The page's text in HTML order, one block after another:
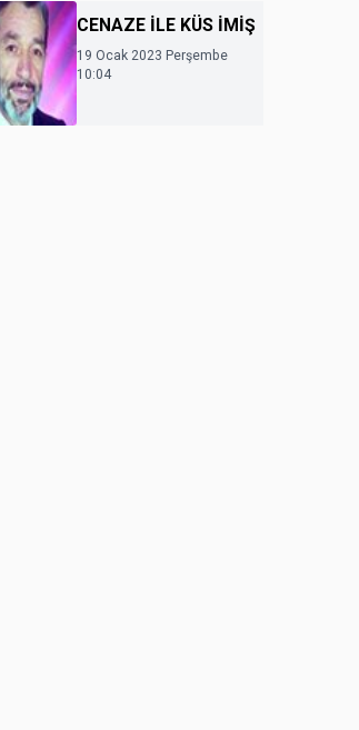
CENAZE İLE KÜS İMİŞ
19 Ocak 2023 Perşembe
10:04